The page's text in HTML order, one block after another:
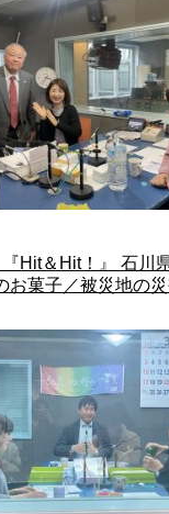
Hit＆Hit！』 石川
お菓子／被災地の